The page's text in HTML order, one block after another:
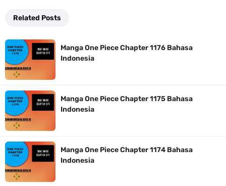
Penjara Udon
7 Fakta Brook One Piece, Mantan Kapten Yang Poster Bountynya
Poster Konser
7 Kapal Pesiar Terberat Di Dunia, Simbol Ambisi Industri Pariwisata
Laut
Arti Bendera Yunani, Negara Yang Terkenal Salah Satu Pusat
Related Posts
Manga One Piece Chapter 1176 Bahasa
Indonesia
Manga One Piece Chapter 1175 Bahasa
Indonesia
Manga One Piece Chapter 1174 Bahasa
Indonesia